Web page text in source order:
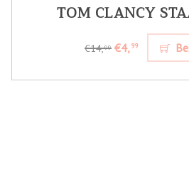
TOM CLANCY
€14,99 €4,99